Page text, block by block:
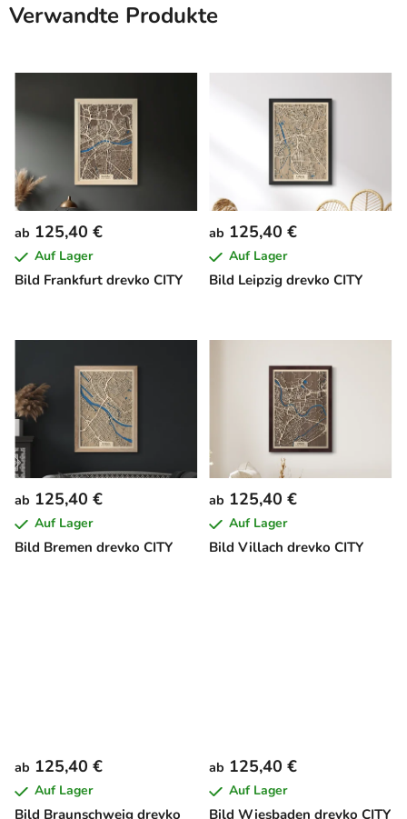
Verwandte Produkte
Bild Frankfurt drevko CITY
ab 125,40 €
Auf Lager
Bild Leipzig drevko CITY
ab 125,40 €
Auf Lager
Bild Bremen drevko CITY
ab 125,40 €
Auf Lager
Bild Villach drevko CITY
ab 125,40 €
Auf Lager
Bild Braunschweig drevko
ab 125,40 €
Auf Lager
Bild Wiesbaden drevko CITY
ab 125,40 €
Auf Lager